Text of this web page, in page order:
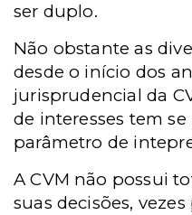
ser duplo.
Não obstante as
desde o início dos
jurisprudencial da
de interesses tem
parâmetro de
A CVM não possui
suas decisões,